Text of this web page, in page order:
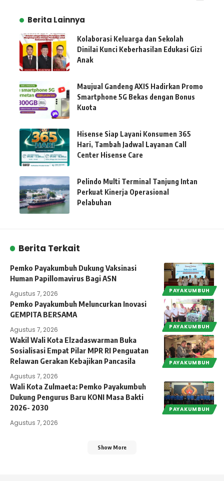
Berita Lainnya
Kolaborasi Keluarga dan Sekolah
Dinilai Kunci Keberhasilan Edukasi Gizi
Anak
Maujual Gandeng AXIS Hadirkan Promo
Smartphone 5G Bekas dengan Bonus
Kuota
Hisense Siap Layani Konsumen 365
Hari, Tambah Jadwal Layanan Call
Center Hisense Care
Pelindo Multi Terminal Tanjung Intan
Perkuat Kinerja Operasional
Pelabuhan
Berita Terkait
PAYAKUMBUH
Pemko Payakumbuh Dukung Vaksinasi
Human Papillomavirus Bagi ASN
Agustus 7, 2026
PAYAKUMBUH
Pemko Payakumbuh Meluncurkan Inovasi
GEMPITA BERSAMA
Agustus 7, 2026
PAYAKUMBUH
Wakil Wali Kota Elzadaswarman Buka
Sosialisasi Empat Pilar MPR RI Penguatan
Relawan Gerakan Kebajikan Pancasila
Agustus 7, 2026
PAYAKUMBUH
Wali Kota Zulmaeta: Pemko Payakumbuh
Dukung Pengurus Baru KONI Masa Bakti
2026- 2030
Agustus 7, 2026
Show More